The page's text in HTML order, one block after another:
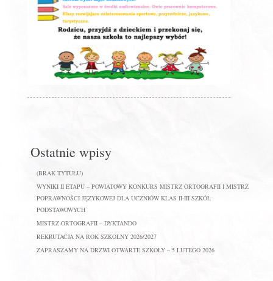
Ostatnie wpisy
(BRAK TYTUŁU)
WYNIKI II ETAPU – POWIATOWY KONKURS MISTRZ ORTOGRAFII I MISTRZ
POPRAWNOŚCI JĘZYKOWEJ DLA UCZNIÓW KLAS II-III SZKÓŁ
PODSTAWOWYCH
MISTRZ ORTOGRAFII – DYKTANDO
REKRUTACJA NA ROK SZKOLNY 2026/2027
ZAPRASZAMY NA DRZWI OTWARTE SZKOŁY – 5 LUTEGO 2026